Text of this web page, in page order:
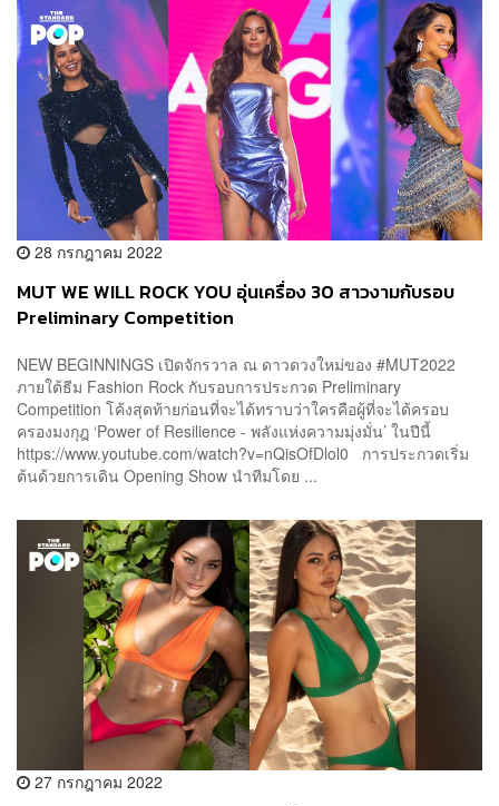
28 กรกฎาคม 2022
MUT WE WILL ROCK YOU อุ่นเครื่อง 30 สาวงามกับรอบ
Preliminary Competition
NEW BEGINNINGS เปิดจักรวาล ณ ดาวดวงใหม่ของ #MUT2022
ภายใต้ธีม Fashion Rock กับรอบการประกวด Preliminary
Competition โค้งสุดท้ายก่อนที่จะได้ทราบว่าใครคือผู้ที่จะได้ครอบ
ครองมงกุฎ ‘Power of Resilience - พลังแห่งความมุ่งมั่น’ ในปีนี้
https://www.youtube.com/watch?v=nQisOfDlol0 การประกวดเริ่ม
ต้นด้วยการเดิน Opening Show นำทีมโดย ...
27 กรกฎาคม 2022